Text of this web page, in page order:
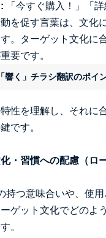
「今すぐ購入！」「
を促す言葉は、文化
。ターゲット文化に
要です。
響く」チラシ翻訳のポイ
性を理解し、それに
です。
・習慣への配慮（ロ
持つ意味合いや、使
ゲット文化でどのよ
。